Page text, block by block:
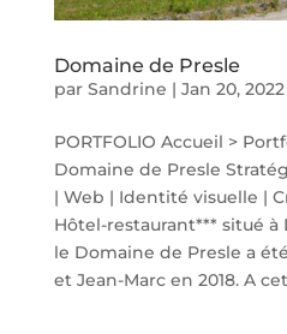
Domaine de Presle
par Sandrine | Jan 20, 2022
PORTFOLIO Accueil >
Domaine de Presle
| Web | Identité visuelle |
Hôtel-restaurant*** situé à
le Domaine de Presle a
et Jean-Marc en 2018. A